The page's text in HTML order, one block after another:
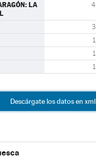
LA
4
3
1
1
1
Descárgate los datos en xml